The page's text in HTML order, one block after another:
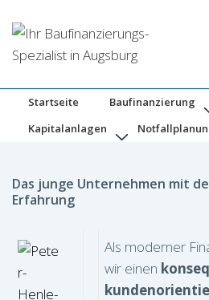
Zum
Inhalt
Hauptnavigation
Startseite Baufinanzierung
Kapitalanlagen
Das junge Unternehmen mit
Erfahrung
Als moderner
wir einen